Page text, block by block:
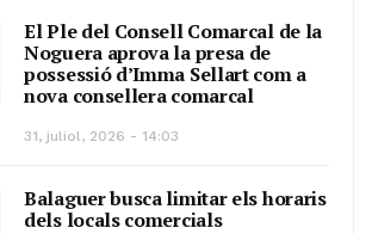
El Ple del Consell Comarcal de la
Noguera aprova la presa de
possessió d’Imma Sellart com a
nova consellera comarcal
31, juliol, 2026 - 14:03
Balaguer busca limitar els horaris
dels locals comercials